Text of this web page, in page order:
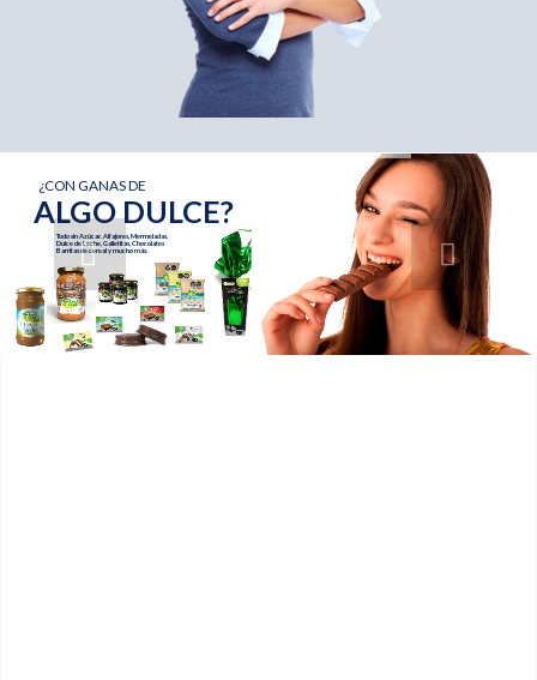
¿CON GANAS DE
Todo sin Azúcar. Alfajores, Mermeladas,
Dulce de Leche, Galletitas, Chocolates
Barritas de cereal y mucho más.
ALGO DULCE?